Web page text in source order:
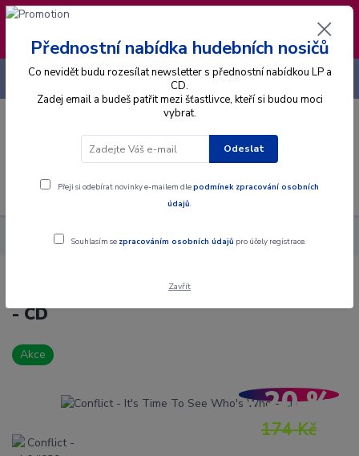
❣️ Od 4.8. do 13.8. čerpám dovolenou. Datum
expedice objednávek se posouvá na pátek
14.8.2026 🐋
Menu
CZK
+420 725 736 293
Alba CD Conflict - It's Time To See Who's Who - CD
Conflict - It's Time To See Who's Who
- CD
Akce
174 Kč
- 20 %
Přednostní nabídka hudebních nosičů
Co nevidět budu rozesílat newsletter s přednostní nabídkou LP a
CD.
Zadej email a budeš patřit mezi šťastlivce, kteří si budou moci
vybrat.
Odeslat
Přeji si odebírat novinky e-mailem dlepodmínek zpracování osobních
údajů.
Souhlasím se zpracováním osobních údajů pro účely registrace.
Zavřít